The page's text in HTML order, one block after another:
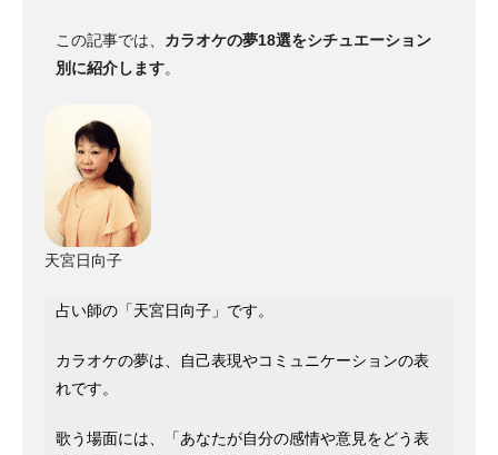
この記事では、 カラオケの夢18選をシチュエーション
別に紹介します。
天宮日向子
占い師の「天宮日向子」です。
カラオケの夢は、自己表現やコミュニケーションの表
れです。
歌う場面には、「あなたが自分の感情や意見をどう表